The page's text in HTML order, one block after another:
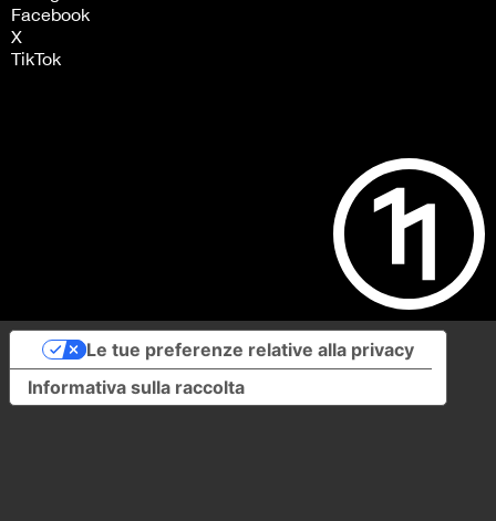
Facebook
X
TikTok
Informativa sulla raccolta
Le tue preferenze relative alla privacy